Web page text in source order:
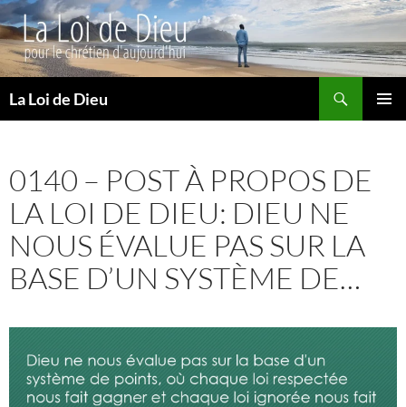
La Loi de Dieu
0140 – POST À PROPOS DE
LA LOI DE DIEU: DIEU NE
NOUS ÉVALUE PAS SUR LA
BASE D’UN SYSTÈME DE…